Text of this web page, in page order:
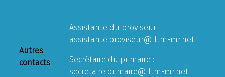
Autres
contacts
Assistante du proviseur :
assistante.proviseur@lftm-mr.net
Secrétaire du primaire :
secretaire.primaire@lftm-mr.net